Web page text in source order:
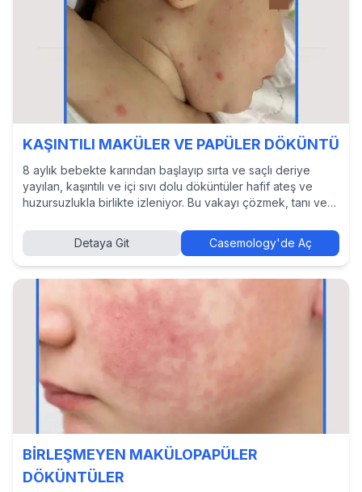
KAŞINTILI MAKÜLER VE PAPÜLER DÖKÜNTÜ
8 aylık bebekte karından başlayıp sırta ve saçlı deriye
yayılan, kaşıntılı ve içi sıvı dolu döküntüler hafif ateş ve
huzursuzlukla birlikte izleniyor. Bu vakayı çözmek, tanı ve
kararlarını görmek için Casemology’de vakayı keşfedin.
Detaya Git Casemology'de Aç
BİRLEŞMEYEN MAKÜLOPAPÜLER
DÖKÜNTÜLER